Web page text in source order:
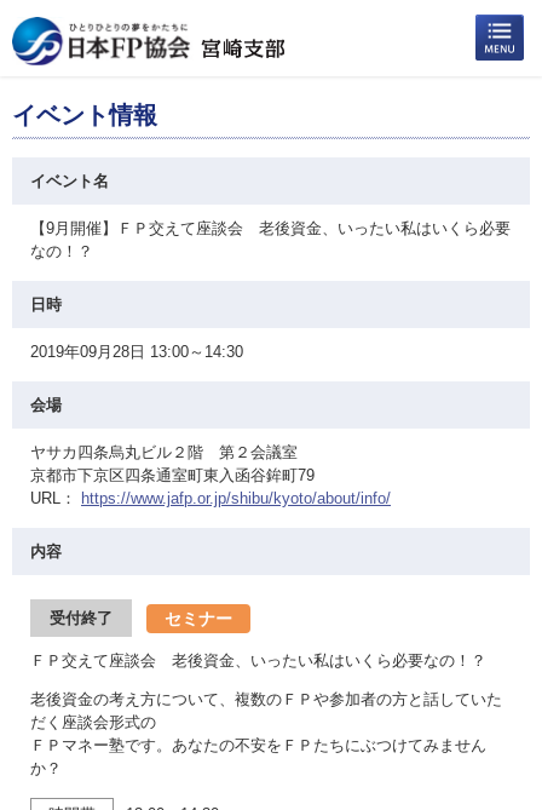
イベント情報
イベント名
【9月開催】ＦＰ交えて座談会 老後資金、いったい私はいくら必要
なの！？
日時
2019年09月28日 13:00～14:30
会場
ヤサカ四条烏丸ビル２階 第２会議室
京都市下京区四条通室町東入函谷鉾町79
URL：
https://www.jafp.or.jp/shibu/kyoto/about/info/
内容
受付終了 セミナー
ＦＰ交えて座談会 老後資金、いったい私はいくら必要なの！？
老後資金の考え方について、複数のＦＰや参加者の方と話していた
だく座談会形式の
ＦＰマネー塾です。あなたの不安をＦＰたちにぶつけてみません
か？